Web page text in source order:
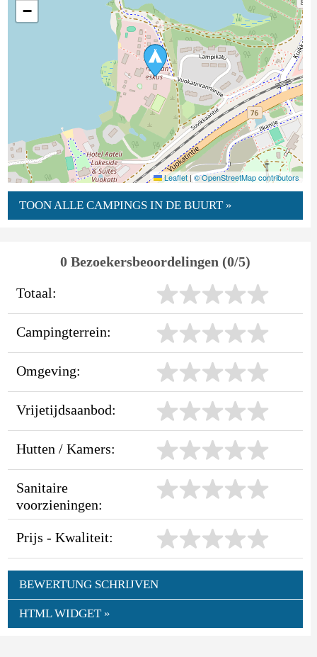
−
Leaflet | © OpenStreetMap contributors
TOON ALLE CAMPINGS IN DE BUURT »
0 Bezoekersbeoordelingen (0/5)
Totaal:
Campingterrein:
Omgeving:
Vrijetijdsaanbod:
Hutten / Kamers:
Sanitaire
voorzieningen:
Prijs - Kwaliteit:
BEWERTUNG SCHRIJVEN
HTML WIDGET »